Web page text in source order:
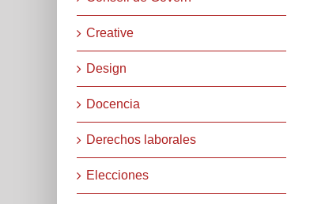
Creative
Design
Docencia
Derechos laborales
Elecciones